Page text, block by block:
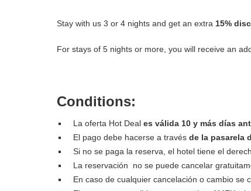
Stay with us 3 or 4 nights and get an extra 15%
For stays of 5 nights or more, you will receive an
Conditions:
La oferta Hot Deal es válida 10 y más días
El pago debe hacerse a través de la pasarela
Si no se paga la reserva, el hotel tiene el
La reservación no se puede cancelar
En caso de cualquier cancelación o cambio se